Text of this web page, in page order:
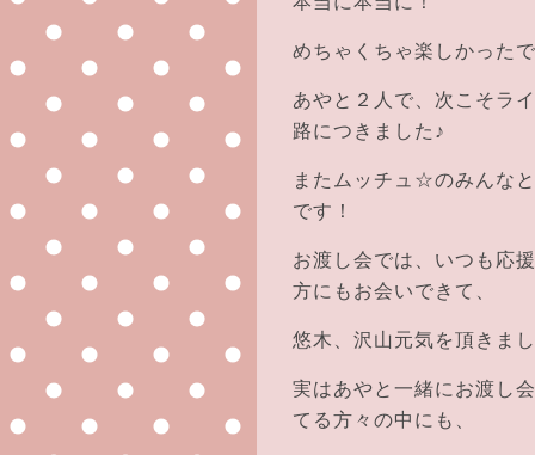
めちゃくちゃ楽しかった
あやと２人で、次こそラ
路につきました♪
またムッチュ☆のみんな
です！
お渡し会では、いつも応
方にもお会いできて、
悠木、沢山元気を頂きま
実はあやと一緒にお渡し
てる方々の中にも、